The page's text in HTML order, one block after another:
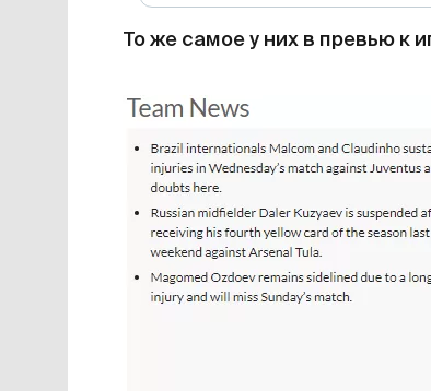
То же самое у них в превью к